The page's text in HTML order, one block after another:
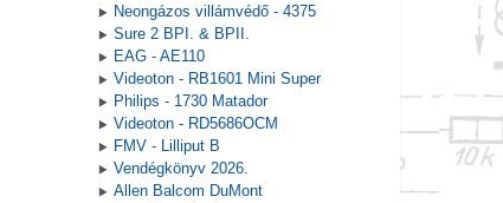
Neongázos villámvédő - 4375
Sure 2 BPI. & BPII.
EAG - AE110
Videoton - RB1601 Mini Super
Philips - 1730 Matador
Videoton - RD5686OCM
FMV - Lilliput B
Vendégkönyv 2026.
Allen Balcom DuMont